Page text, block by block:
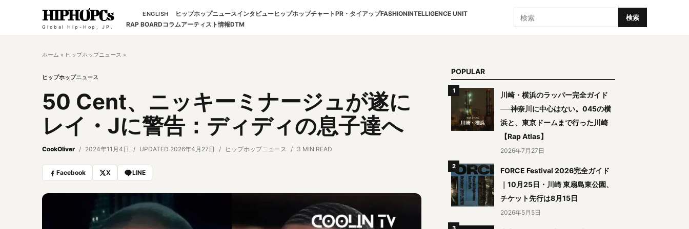
HIPHOPCs
Global Hip-Hop, JP.
ENGLISH ヒップホップニュースインタビューヒップホップチャートPR・タイアップFASHIONINTELLIGENCE UNIT
RAP BOARDコラムアーティスト情報DTM
検索 検索
ホーム » ヒップホップニュース »
ヒップホップニュース
50 Cent、ニッキーミナージュが遂に
レイ・Jに警告：ディディの息子達へ
CookOliver 2024年11月4日 UPDATED 2026年4月27日 ヒップホップニュース 3 MIN READ
Facebook X LINE
POPULAR
川崎・横浜のラッパー完全ガイド
──神奈川に中心はない。045の横
浜と、東京ドームまで行った川崎
【Rap Atlas】
2026年7月27日
FORCE Festival 2026完全ガイド
｜10月25日・川崎 東扇島東公園、
チケット先行は8月15日
2026年5月5日